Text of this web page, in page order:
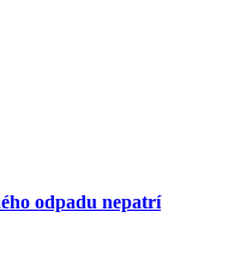
odpadu nepatrí